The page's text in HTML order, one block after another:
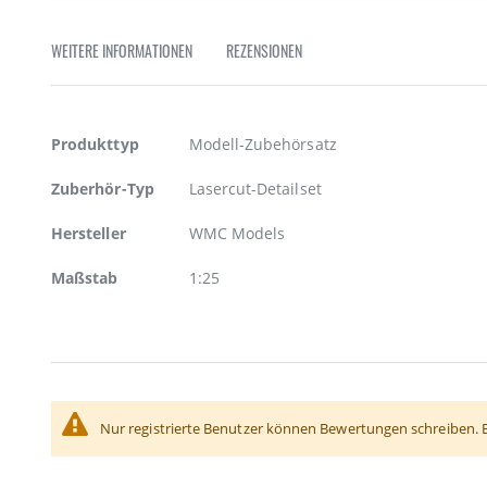
der
springen
WEITERE INFORMATIONEN REZENSIONEN
Weitere
Produkttyp Modell-Zubehörsatz
Zuberhör-Typ Lasercut-Detailset
Hersteller WMC Models
Maßstab 1:25
Nur registrierte Benutzer können Bewertungen schreiben.